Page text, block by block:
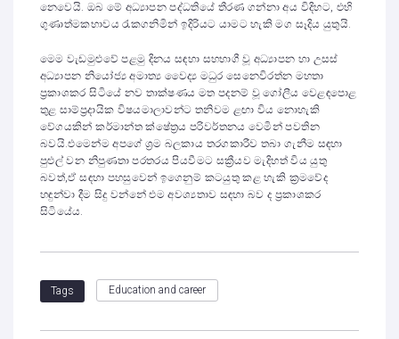
නෙවෙයි. ඔබ මේ අධ්‍යාපන පද්ධතියේ තීරණ ගන්නා අය විදිහට, එහි
ගුණාත්මකභාවය රැකගනිමින් ඉදිරියට යාමට හැකි මග සෑදිය යුතුයි.
මෙම වැඩමුළුවේ පළමු දිනය සඳහා සහභාගී වූ අධ්‍යාපන හා උසස්
අධ්‍යාපන නියෝජ්‍ය අමාත්‍ය වෛද්‍ය මධුර සෙනෙවිරත්න මහතා
ප්‍රකාශකර සිටියේ නව තාක්ෂණය මත පදනම් වූ ගෝලීය වෙළඳපොළ
තුළ සාම්ප්‍රදායික විෂයමාලාවන්ට තනිවම ළඟා විය නොහැකි
වේගයකින් කර්මාන්ත ක්ෂේත්‍රය පරිවර්තනය වෙමින් පවතින
බවයි.එමෙන්ම අපගේ ශ්‍රම බලකාය තරගකාරීව තබා ගැනීම සඳහා
පුළුල් වන නිපුණතා පරතරය පියවීමට සක්‍රීයව මැදිහත් විය යුතු
බවත්,ඒ සඳහා පහසුවෙන් ඉගෙනුම් කටයුතු කළ හැකි ක්‍රමවේද
හඳුන්වා දීම සිදු වන්නේ එම අවශ්‍යතාව සඳහා බව ද ප්‍රකාශකර
සිටියේය.
Tags Education and career